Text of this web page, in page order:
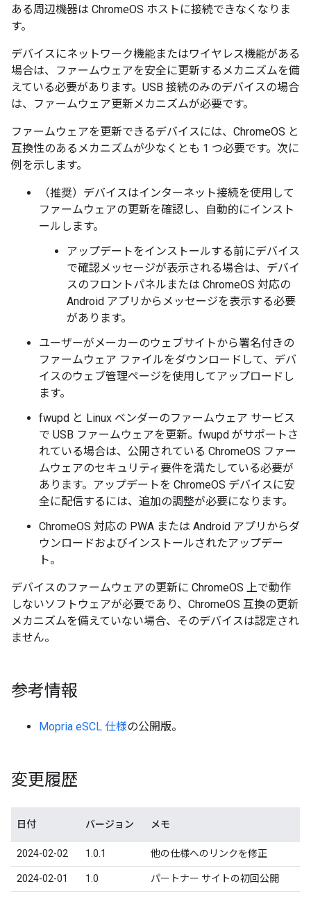
ある周辺機器は ChromeOS ホストに接続できなくなりま
す。
デバイスにネットワーク機能またはワイヤレス機能がある
場合は、ファームウェアを安全に更新するメカニズムを備
えている必要があります。USB 接続のみのデバイスの場合
は、ファームウェア更新メカニズムが必要です。
ファームウェアを更新できるデバイスには、ChromeOS と
互換性のあるメカニズムが少なくとも 1 つ必要です。次に
例を示します。
（推奨）デバイスはインターネット接続を使用して
ファームウェアの更新を確認し、自動的にインスト
ールします。
アップデートをインストールする前にデバイス
で確認メッセージが表示される場合は、デバイ
スのフロントパネルまたは ChromeOS 対応の
Android アプリからメッセージを表示する必要
があります。
ユーザーがメーカーのウェブサイトから署名付きの
ファームウェア ファイルをダウンロードして、デバ
イスのウェブ管理ページを使用してアップロードし
ます。
fwupd と Linux ベンダーのファームウェア サービス
で USB ファームウェアを更新。fwupd がサポートさ
れている場合は、公開されている ChromeOS ファー
ムウェアのセキュリティ要件を満たしている必要が
あります。アップデートを ChromeOS デバイスに安
全に配信するには、追加の調整が必要になります。
ChromeOS 対応の PWA または Android アプリからダ
ウンロードおよびインストールされたアップデー
ト。
デバイスのファームウェアの更新に ChromeOS 上で動作
しないソフトウェアが必要であり、ChromeOS 互換の更新
メカニズムを備えていない場合、そのデバイスは認定され
ません。
参考情報
Mopria eSCL 仕様の公開版。
変更履歴
日付 バージョン メモ
2024-02-02 1.0.1 他の仕様へのリンクを修正
2024-02-01 1.0 パートナー サイトの初回公開